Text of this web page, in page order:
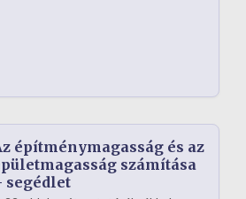
építménymagasság és az
számítása
segédlet